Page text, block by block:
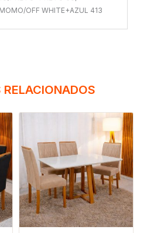
OFF WHITE+AZUL 413
RELACIONADOS